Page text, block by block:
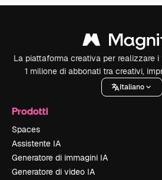
La piattaforma creativa per realizzare
1 milione di abbonati tra creativi,
Italiano
Prodotti
Spaces
Assistente IA
Generatore di immagini IA
Generatore di video IA